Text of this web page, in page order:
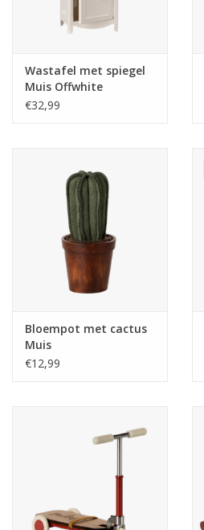
Wastafel met spiegel
Muis Offwhite
€32,99
Bloempot met cactus
Muis
€12,99